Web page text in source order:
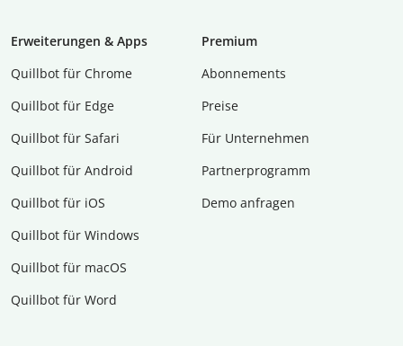
Erweiterungen & Apps
Quillbot für Chrome
Quillbot für Edge
Quillbot für Safari
Quillbot für Android
Quillbot für iOS
Quillbot für Windows
Quillbot für macOS
Quillbot für Word
Premium
Abon­ne­ments
Preise
Für Unternehmen
Partnerprogramm
Demo anfragen